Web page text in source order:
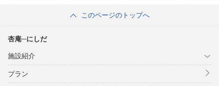
このページのトップへ
杏庵─にしだ
施設紹介
プラン